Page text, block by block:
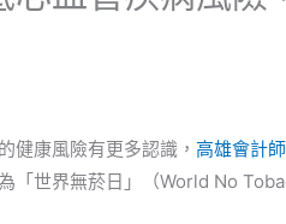
健康風險有更多認識， 高雄會計
「世界無菸日」（World No